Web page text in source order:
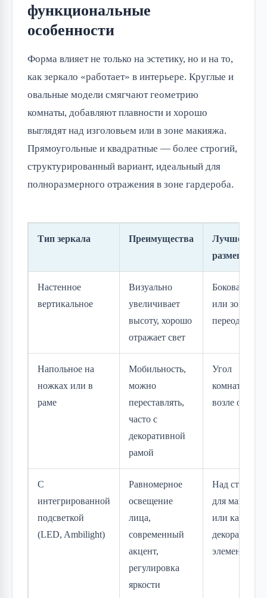
функциональные
особенности
Форма влияет не только на эстетику, но и на то,
как зеркало «работает» в интерьере. Круглые и
овальные модели смягчают геометрию
комнаты, добавляют плавности и хорошо
выглядят над изголовьем или в зоне макияжа.
Прямоугольные и квадратные — более строгий,
структурированный вариант, идеальный для
полноразмерного отражения в зоне гардероба.
Тип зеркала Преимущества
Лучшее
размещение
Настенное
вертикальное
Визуально
увеличивает
высоту, хорошо
отражает свет
Боковая
или зона
Напольное на
ножках или в
раме
Мобильность,
можно
переставлять,
часто с
декоративной
рамой
Угол
комнаты,
возле окна
С
интегрированной
подсветкой
(LED, Ambilight)
Равномерное
освещение
лица,
современный
акцент,
регулировка
яркости
Над столом
для макияжа
или как
элемент